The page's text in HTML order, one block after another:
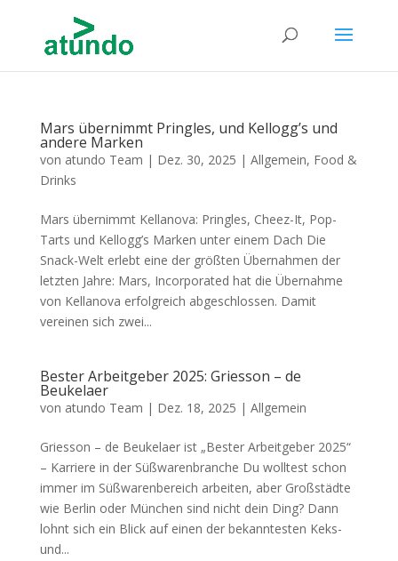
Mars übernimmt Pringles, und Kellogg’s und
andere Marken
von atundo Team | Dez. 30, 2025 | Allgemein, Food &
Drinks
Mars übernimmt Kellanova: Pringles, Cheez-It, Pop-
Tarts und Kellogg’s Marken unter einem Dach Die
Snack-Welt erlebt eine der größten Übernahmen der
letzten Jahre: Mars, Incorporated hat die Übernahme
von Kellanova erfolgreich abgeschlossen. Damit
vereinen sich zwei...
Bester Arbeitgeber 2025: Griesson – de
Beukelaer
von atundo Team | Dez. 18, 2025 | Allgemein
Griesson – de Beukelaer ist „Bester Arbeitgeber 2025“
– Karriere in der Süßwarenbranche Du wolltest schon
immer im Süßwarenbereich arbeiten, aber Großstädte
wie Berlin oder München sind nicht dein Ding? Dann
lohnt sich ein Blick auf einen der bekanntesten Keks-
und...